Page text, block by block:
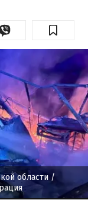
области /